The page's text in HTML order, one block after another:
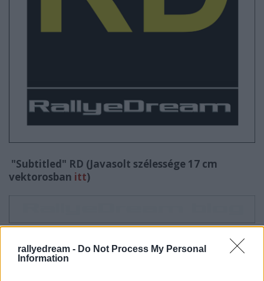
rallyedream - Do Not Process My Personal
Information
"Subtitled" RD (Javasolt szélessége 17 cm
vektorosban itt)
Szélvédőcsík kívülre (vektorosbanitt)